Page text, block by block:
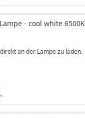
- cool white
an der Lampe zu laden.